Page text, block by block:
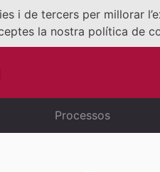
i de tercers per millorar
la nostra política de
Processos